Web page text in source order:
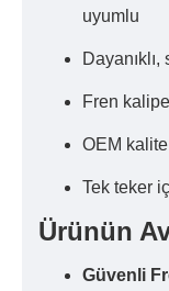
uyumlu
Fren
OEM
Tek teker
Ürünün
Güvenli